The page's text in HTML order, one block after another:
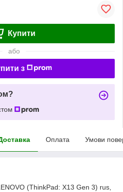
Купити
або
з
Оплата Умови
(ThinkPad: X13 Gen 3) rus,